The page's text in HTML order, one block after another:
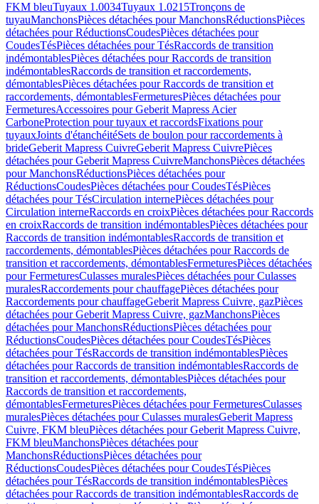
FKM bleuTuyaux 1.0034Tuyaux 1.0215Tronçons de
tuyauManchonsPièces détachées pour ManchonsRéductionsPièces
détachées pour RéductionsCoudesPièces détachées pour
CoudesTésPièces détachées pour TésRaccords de transition
indémontablesPièces détachées pour Raccords de transition
indémontablesRaccords de transition et raccordements,
démontablesPièces détachées pour Raccords de transition et
raccordements, démontablesFermeturesPièces détachées pour
FermeturesAccessoires pour Geberit Mapress Acier
CarboneProtection pour tuyaux et raccordsFixations pour
tuyauxJoints d'étanchéitéSets de boulon pour raccordements à
brideGeberit Mapress CuivreGeberit Mapress CuivrePièces
détachées pour Geberit Mapress CuivreManchonsPièces détachées
pour ManchonsRéductionsPièces détachées pour
RéductionsCoudesPièces détachées pour CoudesTésPièces
détachées pour TésCirculation internePièces détachées pour
Circulation interneRaccords en croixPièces détachées pour Raccords
en croixRaccords de transition indémontablesPièces détachées pour
Raccords de transition indémontablesRaccords de transition et
raccordements, démontablesPièces détachées pour Raccords de
transition et raccordements, démontablesFermeturesPièces détachées
pour FermeturesCulasses muralesPièces détachées pour Culasses
muralesRaccordements pour chauffagePièces détachées pour
Raccordements pour chauffageGeberit Mapress Cuivre, gazPièces
détachées pour Geberit Mapress Cuivre, gazManchonsPièces
détachées pour ManchonsRéductionsPièces détachées pour
RéductionsCoudesPièces détachées pour CoudesTésPièces
détachées pour TésRaccords de transition indémontablesPièces
détachées pour Raccords de transition indémontablesRaccords de
transition et raccordements, démontablesPièces détachées pour
Raccords de transition et raccordements,
démontablesFermeturesPièces détachées pour FermeturesCulasses
muralesPièces détachées pour Culasses muralesGeberit Mapress
Cuivre, FKM bleuPièces détachées pour Geberit Mapress Cuivre,
FKM bleuManchonsPièces détachées pour
ManchonsRéductionsPièces détachées pour
RéductionsCoudesPièces détachées pour CoudesTésPièces
détachées pour TésRaccords de transition indémontablesPièces
détachées pour Raccords de transition indémontablesRaccords de